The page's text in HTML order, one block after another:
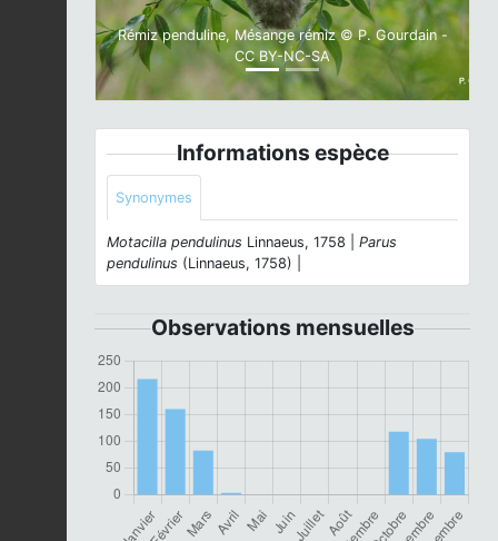
Rémiz penduline, Mésange rémiz © P. Gourdain -
CC BY-NC-SA
Informations espèce
Synonymes
Motacilla pendulinus Linnaeus, 1758 | Parus
pendulinus (Linnaeus, 1758) |
Observations mensuelles